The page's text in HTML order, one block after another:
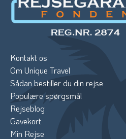
Kontakt os
Om Unique Travel
Sådan bestiller du din rejse
Populære spørgsmål
Rejseblog
Gavekort
Min Rejse